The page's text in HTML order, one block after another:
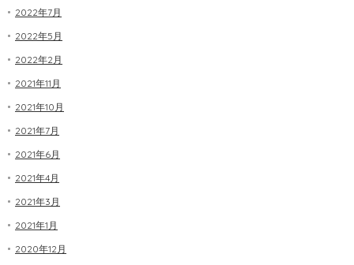
2022年7月
2022年5月
2022年2月
2021年11月
2021年10月
2021年7月
2021年6月
2021年4月
2021年3月
2021年1月
2020年12月